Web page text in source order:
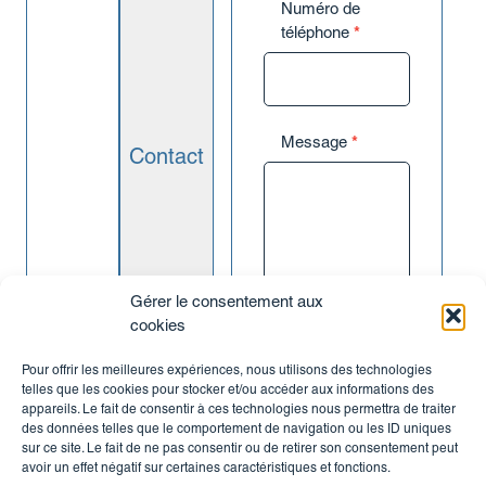
Gérer le consentement aux
cookies
Pour offrir les meilleures expériences, nous utilisons des technologies
telles que les cookies pour stocker et/ou accéder aux informations des
appareils. Le fait de consentir à ces technologies nous permettra de traiter
des données telles que le comportement de navigation ou les ID uniques
sur ce site. Le fait de ne pas consentir ou de retirer son consentement peut
avoir un effet négatif sur certaines caractéristiques et fonctions.
Contact
Numéro de
téléphone *
Message *
bien à vendre ?
Je ne souhaite
pas recevoir de
biens similaires, ni
de conseils liés à ma
Où investir ?
À Mâcon
Nos expertises
Investissement Locatif
Gestion locative
Vente
Nos annonces
Nos investissements locatifs